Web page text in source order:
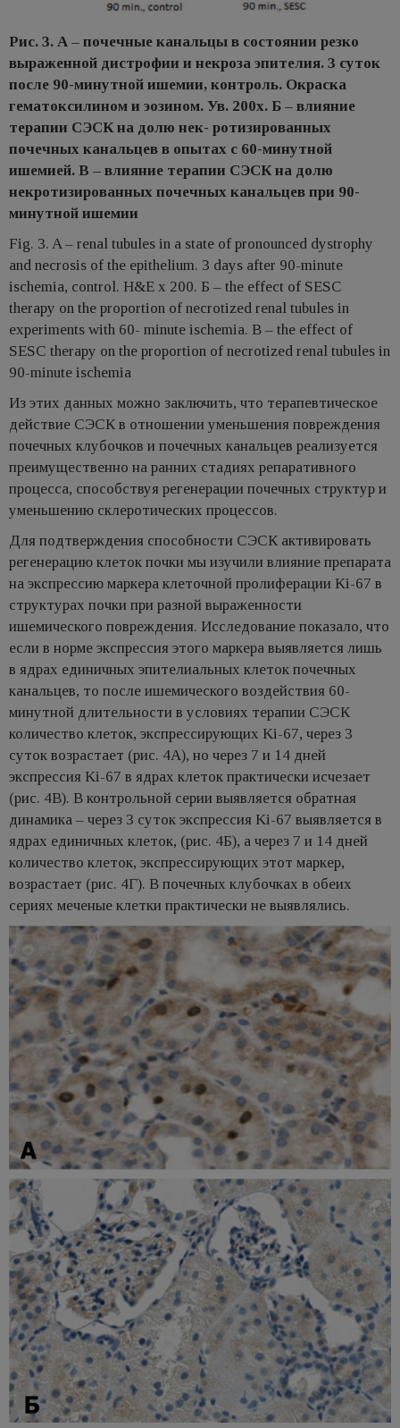
Рис. 3. А – почечные канальцы в состоянии резко
выраженной дистрофии и некроза эпителия. 3 суток
после 90-минутной ишемии, контроль. Окраска
гематоксилином и эозином. Ув. 200х. Б – влияние
терапии СЭСК на долю нек- ротизированных
почечных канальцев в опытах с 60-минутной
ишемией. В – влияние терапии СЭСК на долю
некротизированных почечных канальцев при 90-
минутной ишемии
Fig. 3. A – renal tubules in a state of pronounced dystrophy
and necrosis of the epithelium. 3 days after 90-minute
ischemia, control. H&E x 200. Б – the effect of SESC
therapy on the proportion of necrotized renal tubules in
experiments with 60- minute ischemia. В – the effect of
SESC therapy on the proportion of necrotized renal tubules in
90-minute ischemia
Из этих данных можно заключить, что терапевтическое
действие СЭСК в отношении уменьшения повреждения
почечных клубочков и почечных канальцев реализуется
преимущественно на ранних стадиях репаративного
процесса, способствуя регенерации почечных структур и
уменьшению склеротических процессов.
Для подтверждения способности СЭСК активировать
регенерацию клеток почки мы изучили влияние препарата
на экспрессию маркера клеточной пролиферации Ki-67 в
структурах почки при разной выраженности
ишемического повреждения. Исследование показало, что
если в норме экспрессия этого маркера выявляется лишь
в ядрах единичных эпителиальных клеток почечных
канальцев, то после ишемического воздействия 60-
минутной длительности в условиях терапии СЭСК
количество клеток, экспрессирующих Ki-67, через 3
суток возрастает (рис. 4А), но через 7 и 14 дней
экспрессия Ki-67 в ядрах клеток практически исчезает
(рис. 4В). В контрольной серии выявляется обратная
динамика – через 3 суток экспрессия Ki-67 выявляется в
ядрах единичных клеток, (рис. 4Б), а через 7 и 14 дней
количество клеток, экспрессирующих этот маркер,
возрастает (рис. 4Г). В почечных клубочках в обеих
сериях меченые клетки практически не выявлялись.